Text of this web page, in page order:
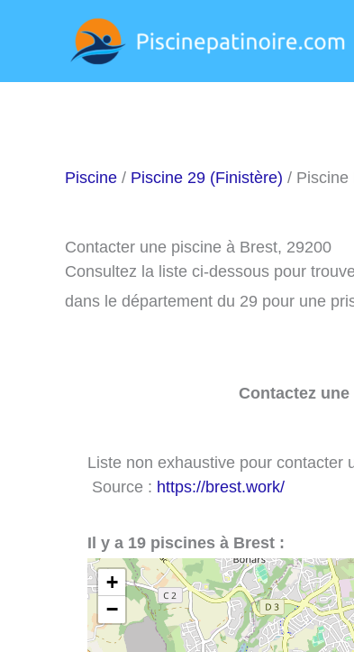
Piscine / Piscine 29 (Finistère) / Piscine
Contacter une piscine à Brest, 29200
Consultez la liste ci-dessous pour
dans le département du 29 pour une
Contactez
Liste non exhaustive pour contacter
Source : https://brest.work/
Il y a 19 piscines à Brest :
+
−